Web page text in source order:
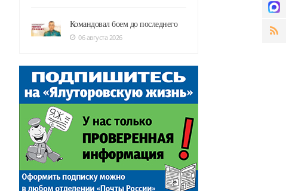
Командовал боем до последнего
06 августа 2026